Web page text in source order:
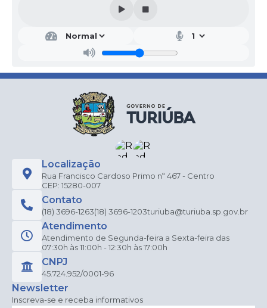
Localização
Rua Francisco Cardoso Primo nº 467 - Centro
CEP: 15280-007
Contato
(18) 3696-1263(18) 3696-1203turiuba@turiuba.sp.gov.br
Atendimento
Atendimento de Segunda-feira a Sexta-feira das
07:30h às 11:00h - 12:30h às 17:00h
CNPJ
45.724.952/0001-96
Newsletter
Inscreva-se e receba informativos